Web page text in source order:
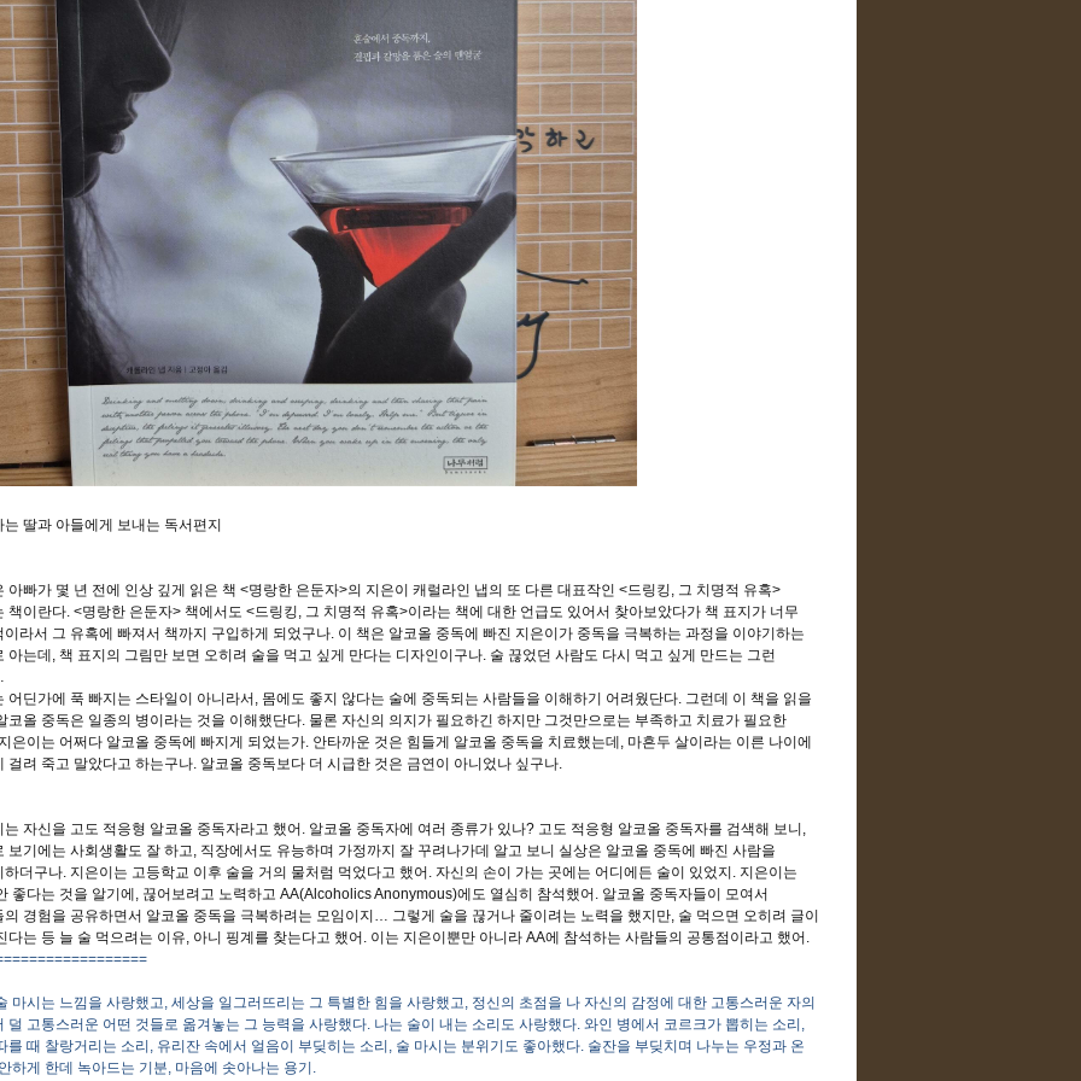
는 딸과 아들에게 보내는 독서편지
아빠가 몇 년 전에 인상 깊게 읽은 책 <명랑한 은둔자>의 지은이 캐럴라인 냅의 또 다른 대표작인 <드링킹, 그 치명적 유혹>
책이란다. <명랑한 은둔자> 책에서도 <드링킹, 그 치명적 유혹>이라는 책에 대한 언급도 있어서 찾아보았다가 책 표지가 너무
이라서 그 유혹에 빠져서 책까지 구입하게 되었구나. 이 책은 알코올 중독에 빠진 지은이가 중독을 극복하는 과정을 이야기하는
아는데 , 책 표지의 그림만 보면 오히려 술을 먹고 싶게 만다는 디자인이구나. 술 끊었던 사람도 다시 먹고 싶게 만드는 그런
어딘가에 푹 빠지는 스타일이 아니라서 , 몸에도 좋지 않다는 술에 중독되는 사람들을 이해하기 어려웠단다. 그런데 이 책을 읽을
코올 중독은 일종의 병이라는 것을 이해했단다. 물론 자신의 의지가 필요하긴 하지만 그것만으로는 부족하고 치료가 필요한
은이는 어쩌다 알코올 중독에 빠지게 되었는가. 안타까운 것은 힘들게 알코올 중독을 치료했는데 , 마흔두 살이라는 이른 나이에
걸려 죽고 말았다고 하는구나. 알코올 중독보다 더 시급한 것은 금연이 아니었나 싶구나.
는 자신을 고도 적응형 알코올 중독자라고 했어 . 알코올 중독자에 여러 종류가 있나? 고도 적응형 알코올 중독자를 검색해 보니 ,
보기에는 사회생활도 잘 하고, 직장에서도 유능하며 가정까지 잘 꾸려나가데 알고 보니 실상은 알코올 중독에 빠진 사람을
하더구나. 지은이는 고등학교 이후 술을 거의 물처럼 먹었다고 했어 . 자신의 손이 가는 곳에는 어디에든 술이 있었지 . 지은이는
좋다는 것을 알기에 , 끊어보려고 노력하고 AA(Alcoholics Anonymous)에도 열심히 참석했어 . 알코올 중독자들이 모여서
의 경험을 공유하면서 알코올 중독을 극복하려는 모임이지 … 그렇게 술을 끊거나 줄이려는 노력을 했지만, 술 먹으면 오히려 글이
다는 등 늘 술 먹으려는 이유, 아니 핑계를 찾는다고 했어 . 이는 지은이뿐만 아니라 AA에 참석하는 사람들의 공통점이라고 했어 .
마시는 느낌을 사랑했고, 세상을 일그러뜨리는 그 특별한 힘을 사랑했고, 정신의 초점을 나 자신의 감정에 대한 고통스러운 자의
덜 고통스러운 어떤 것들로 옮겨놓는 그 능력을 사랑했다. 나는 술이 내는 소리도 사랑했다. 와인 병에서 코르크가 뽑히는 소리 ,
를 때 찰랑거리는 소리 , 유리잔 속에서 얼음이 부딪히는 소리 , 술 마시는 분위기도 좋아했다. 술잔을 부딪치며 나누는 우정과 온
하게 한데 녹아드는 기분, 마음에 솟아나는 용기 .